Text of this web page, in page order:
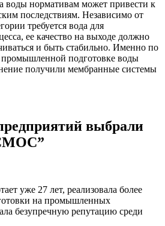
воды нормативам может привести к
последствиям. Независимо от
требуется вода для
ее качество на выходе должно
и быть стабильно. Именно по
промышленной подготовке воды
получили мембранные системы
выбрали
уже 27 лет, реализовала более
на промышленных
безупречную репутацию среди